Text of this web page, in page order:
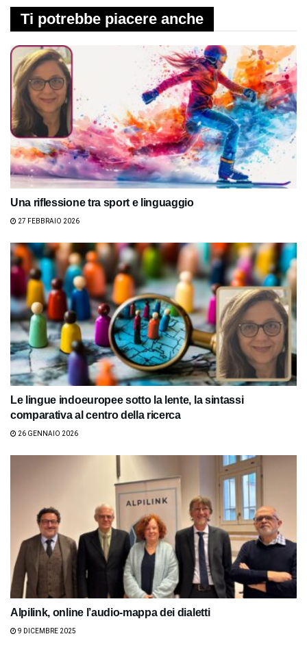
Ti potrebbe piacere anche
Una riflessione tra sport e linguaggio
27 FEBBRAIO 2026
Le lingue indoeuropee sotto la lente, la sintassi
comparativa al centro della ricerca
26 GENNAIO 2026
Alpilink, online l’audio-mappa dei dialetti
9 DICEMBRE 2025